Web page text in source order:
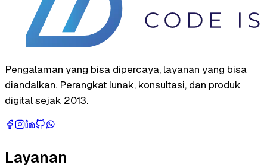
Pengalaman yang bisa dipercaya, layanan yang bisa
diandalkan. Perangkat lunak, konsultasi, dan produk
digital sejak 2013.
Layanan